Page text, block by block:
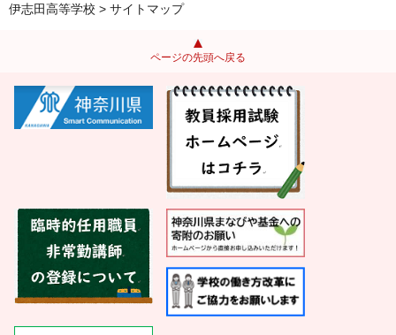
伊志田高等学校 > サイトマップ
ページの先頭へ戻る